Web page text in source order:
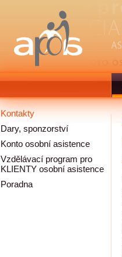
Kontakty
Dary, sponzorství
Konto osobní asistence
Vzdělávací program pro
KLIENTY osobní asistence
Poradna